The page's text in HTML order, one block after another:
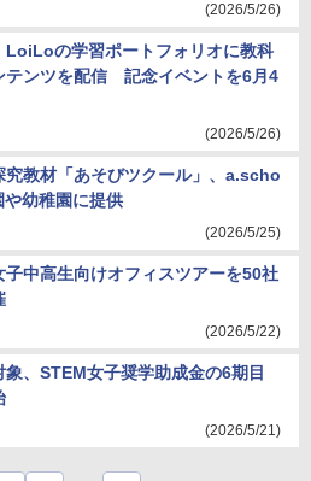
(2026/5/26)
LoiLoの学習ポートフォリオに教科
テンツを配信 記念イベントを6月4
(2026/5/26)
究教材「あそびツクール」、a.scho
幼稚園に提供
(2026/5/25)
子中高生向けオフィスツアーを50社
(2026/5/22)
象、STEM女子奨学助成金の6期目
(2026/5/21)